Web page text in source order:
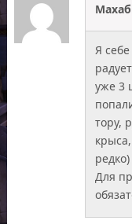
Махаб
Я
уже 3
тору,
редко)
Для